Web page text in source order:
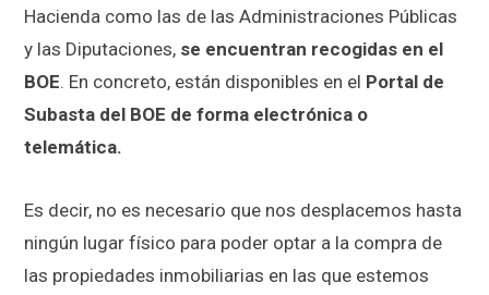
Hacienda como las de las Administraciones Públicas
y las Diputaciones, se encuentran recogidas en el
BOE. En concreto, están disponibles en el Portal de
Subasta del BOE de forma electrónica o
telemática.
Es decir, no es necesario que nos desplacemos hasta
ningún lugar físico para poder optar a la compra de
las propiedades inmobiliarias en las que estemos